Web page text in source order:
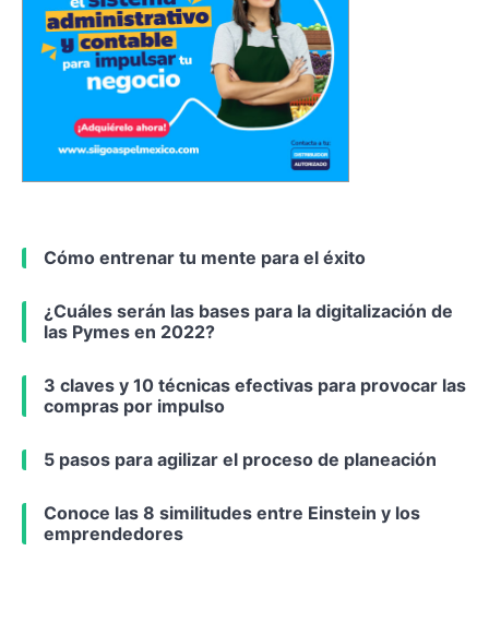
Cómo entrenar tu mente para el éxito
¿Cuáles serán las bases para la digitalización de
las Pymes en 2022?
3 claves y 10 técnicas efectivas para provocar las
compras por impulso
5 pasos para agilizar el proceso de planeación
Conoce las 8 similitudes entre Einstein y los
emprendedores